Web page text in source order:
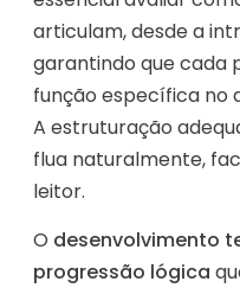
articulam, desde a
garantindo que cada
função específica no
A estruturação
flua naturalmente,
leitor.
O desenvolvimento
progressão lógica